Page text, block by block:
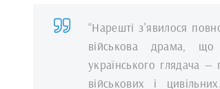
“Нарешті з'явилося
військова драма,
українського глядача —
військових і